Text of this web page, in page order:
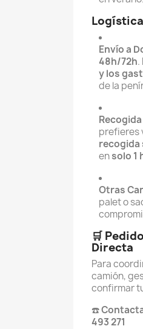
Envío a
48h/72h.
y los
de la
prefieres
recogida
ensolo 1
Otras
palet o
🛒
Directa
Para
camión,
confirmar
☎️
493 271